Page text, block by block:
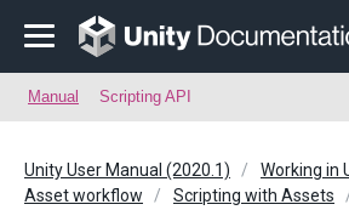
Manual Scripting API
Unity User Manual (2020.1)
Working in
Asset workflow
Scripting with Assets